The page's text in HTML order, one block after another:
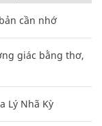
cần nhớ
giác bằng thơ,
Lý Nhã Kỳ